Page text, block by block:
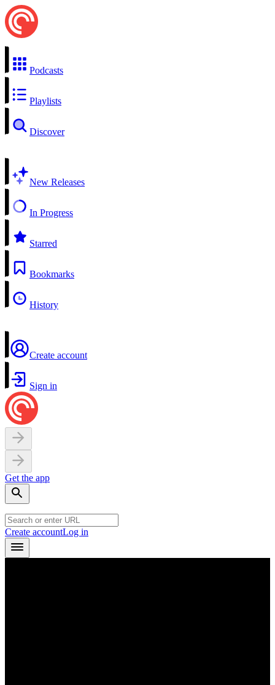
Podcasts
Playlists
Discover
New Releases
In Progress
Starred
Bookmarks
History
Create account
Sign in
Get the app
Create accountLog in